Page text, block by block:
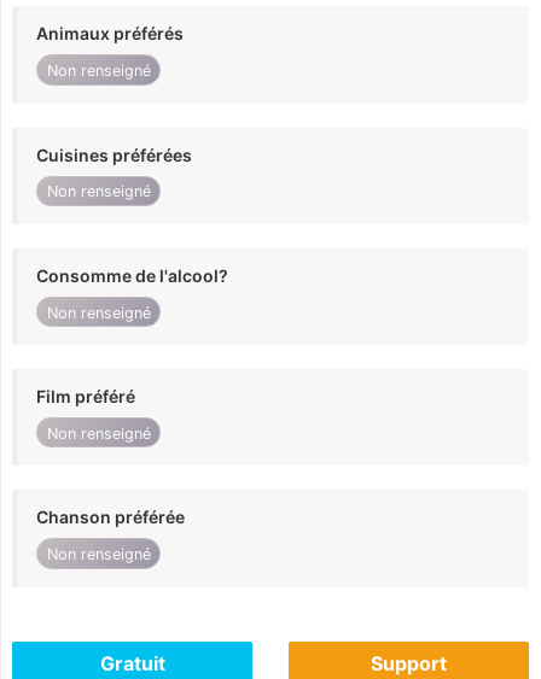
Animaux préférés
Non renseigné
Cuisines préférées
Non renseigné
Consomme de l'alcool?
Non renseigné
Film préféré
Non renseigné
Chanson préférée
Non renseigné
Gratuit Support